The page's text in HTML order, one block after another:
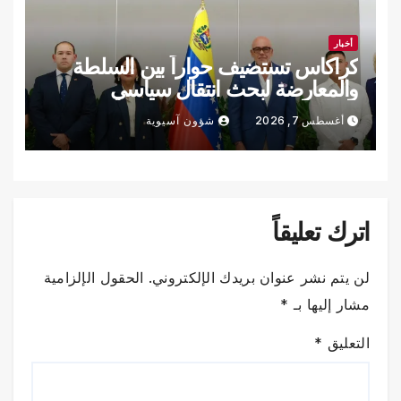
أخبار
كراكاس تستضيف حواراً بين السلطة
والمعارضة لبحث انتقال سياسي
أغسطس 7, 2026 شؤون آسيوية
اترك تعليقاً
لن يتم نشر عنوان بريدك الإلكتروني. الحقول الإلزامية
مشار إليها بـ *
التعليق *